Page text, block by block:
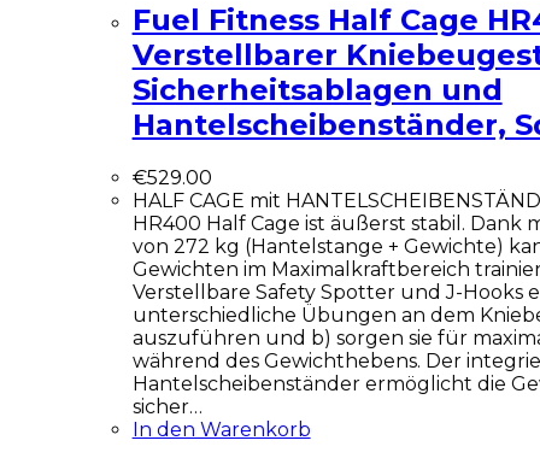
Fuel Fitness Half Cage
Verstellbarer
Sicherheitsablagen und
Hantelscheibenständer,
€529.00
HALF CAGE mit
HR400 Half Cage ist äußerst stabil. Dank
von 272 kg (Hantelstange + Gewichte)
Gewichten im Maximalkraftbereich
Verstellbare Safety Spotter und J-Hooks
unterschiedliche Übungen an dem
auszuführen und b) sorgen sie für
während des Gewichthebens. Der
Hantelscheibenständer ermöglicht die
sicher…
In den Warenkorb